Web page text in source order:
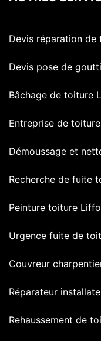
Devis réparation
Devis pose de
Bâchage de toiture
Entreprise de
Démoussage et
Recherche de fuite
Peinture toiture
Urgence fuite de
Couvreur
Réparateur
Rehaussement de